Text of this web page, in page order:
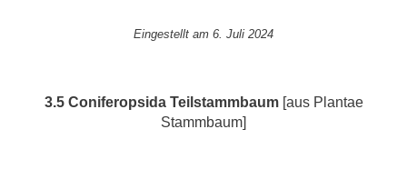
Eingestellt am 6. Juli 2024
3.5 Coniferopsida Teilstammbaum[aus Plantae
Stammbaum]